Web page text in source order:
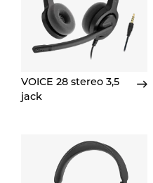
VOICE 28 stereo 3,5
jack